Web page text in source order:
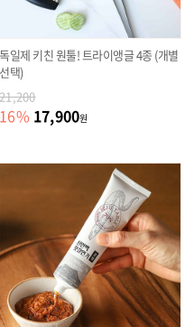
독일제 키친 원툴! 트라이앵글 4종 (개별
선택)
21,200
16% 17,900원